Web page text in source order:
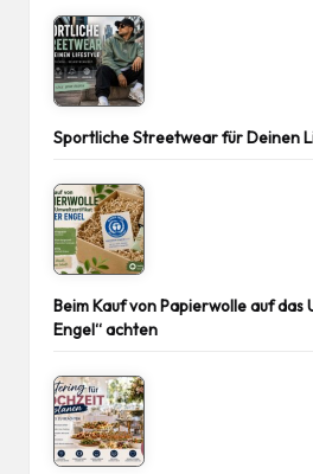
Sportliche Streetwear für Deinen
Beim Kauf von Papierwolle auf das
Engel“ achten